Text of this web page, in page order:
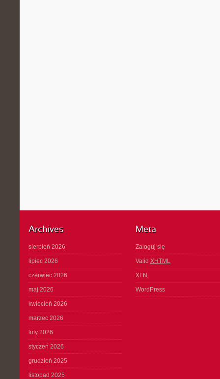
Archives
sierpień 2026
lipiec 2026
czerwiec 2026
maj 2026
kwiecień 2026
marzec 2026
luty 2026
styczeń 2026
grudzień 2025
listopad 2025
Meta
Zaloguj się
Valid XHTML
XFN
WordPress